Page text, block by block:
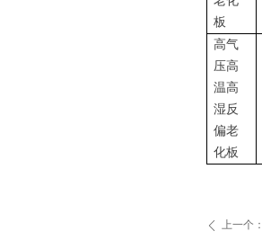
ꄴ 上一个
板
高气
压高
温高
湿反
偏老
化板